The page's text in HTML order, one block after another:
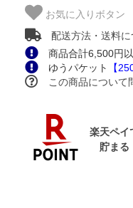
お気に入りボタン
配送方法・送料に
商品合計6,500円
ゆうパケット
【
この商品について